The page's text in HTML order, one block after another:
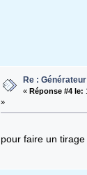
Re :
« Réponse #4 le:
»
pour faire un